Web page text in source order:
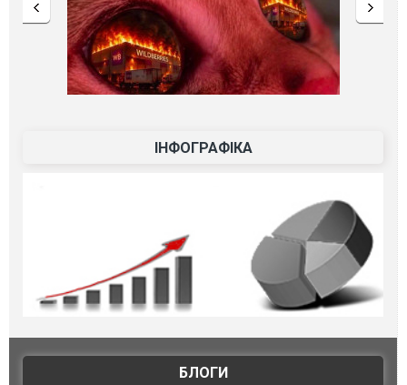
ІНФОГРАФІКА
БЛОГИ